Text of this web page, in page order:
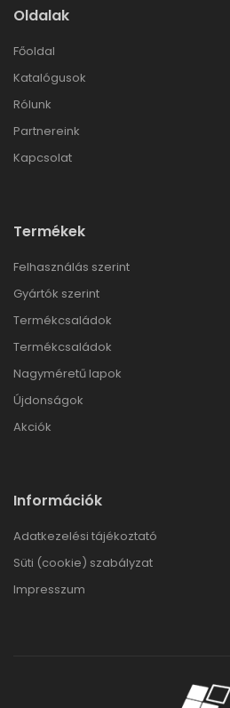
Oldalak
Főoldal
Katalógusok
Rólunk
Partnereink
Kapcsolat
Termékek
Felhasználás szerint
Gyártók szerint
Termékcsaládok
Termékcsaládok
Nagyméretű lapok
Újdonságok
Akciók
Információk
Adatkezelési tájékoztató
Süti (cookie) szabályzat
Impresszum